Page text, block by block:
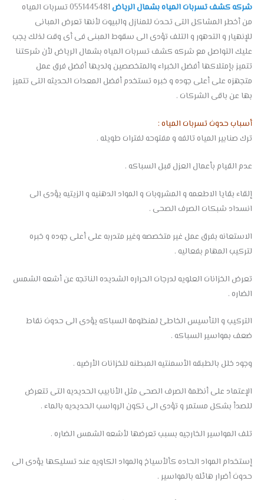
شركه كشف تسربات المياه بشمال الرياض
0551445481 تسربات المياه
من أخطر المشاكل التى تحدث للمنازل والبيوت لأنها تعرض المبانى
للإنهيار و التدهور و التلف تؤدى الى سقوط المبنى فى أى وقت لذلك يجب
عليك التواصل مع شركه كشف تسربات المياه بشمال الرياض لأن شركتنا
تتميز بإمتلاكها أفضل الخبراء والمتخصصين ولديها أفضل فرق عمل
متجهزه على أعلى جوده و خبره تستخدم أفضل المعدات الحديثه التى تتميز
بها عن باقى الشركات .
أسباب حدوث تسربات المياه :
ترك صنابير المياه تالفه و مفتوحه لفترات طويله .
عدم القيام بأعمال العزل قبل السباكه .
إلقاء بقايا الاطعمه و المشروبات و المواد الدهنيه و الزيتيه يؤدى الى
انسداد شبكات الصرف الصحى .
الاستعانه بفرق عمل غير متخصصه وغير متدربه على أعلى جوده و خبره
لتركيب المهام بفعاليه .
تعرض الخزانات العلويه لدرجات الحراره الشديده الناتجه عن أشعه الشمس
الضاره .
التركيب و التأسيس الخاطئ لمنظومة السباكه يؤدى الى حدوث نقاط
ضعف بمواسير السباكه .
وجود خلل بالطبقه الأسمنتيه المبطنه للخزانات الأرضيه .
الإعتماد على أنظمة الصرف الصحى مثل الأنابيب الحديديه التى تتعرض
للصدأ بشكل مستمر و تؤدى الى تكون الرواسب الحديديه بالماء .
تلف المواسير الخارجيه بسبب تعرضها لأشعه الشمس الضاره .
إستخدام المواد الحاده كألأسياخ والمواد الكاويه عند تسليكها يؤدى الى
حدوث أضرار هائله بالمواسير .